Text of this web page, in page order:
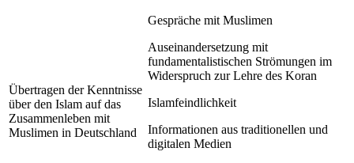
Übertragen der Kenntnisse
über den Islam auf das
Zusammenleben mit
Muslimen in Deutschland
Gespräche mit Muslimen
Auseinandersetzung mit
fundamentalistischen Strömungen im
Widerspruch zur Lehre des Koran
Islamfeindlichkeit
Informationen aus traditionellen und
digitalen Medien